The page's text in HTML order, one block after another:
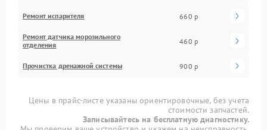
Ремонт испарителя 660 р
Ремонт датчика морозильного
отделения
460 р
Прочистка дренажной системы 900 р
Цены в прайс-листе указаны ориентировочные, без учета
стоимости запчастей.
Записывайтесь на бесплатную диагностику.